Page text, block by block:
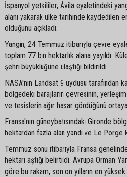
İspanyol yetkililer, Ávila eyaletindeki
alanı yakarak ülke tarihinde kaydedilen
olduğunu açıkladı.
Yangın, 24 Temmuz itibarıyla çevre
toplam 77 bin hektarlık alana yayıldı.
şehri büyüklüğüne ulaştığı bildirildi.
NASA'nın Landsat 9 uydusu tarafından
bölgedeki barajların çevresinin, yerleşim
ve tesislerin ağır hasar gördüğünü
Fransa'nın güneybatısındaki Gironde
hektardan fazla alan yandı ve Le Porge
Temmuz sonu itibarıyla Fransa
hektarı aştığı belirtildi. Avrupa Orman
göre bu rakam, son on yılların en